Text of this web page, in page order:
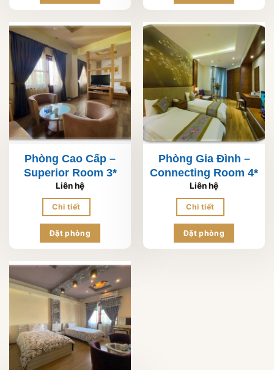
Phòng Cao Cấp –
Superior Room 3*
Liên hệ
Chi tiết
Đặt phòng
Phòng Gia Đình –
Connecting Room 4*
Liên hệ
Chi tiết
Đặt phòng